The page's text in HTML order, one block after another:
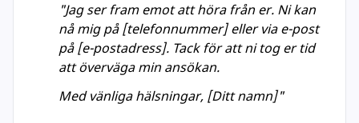
"Jag ser fram emot att höra från er. Ni kan
nå mig på [telefonnummer] eller via e-post
på [e-postadress]. Tack för att ni tog er tid
att överväga min ansökan.
Med vänliga hälsningar, [Ditt namn]"